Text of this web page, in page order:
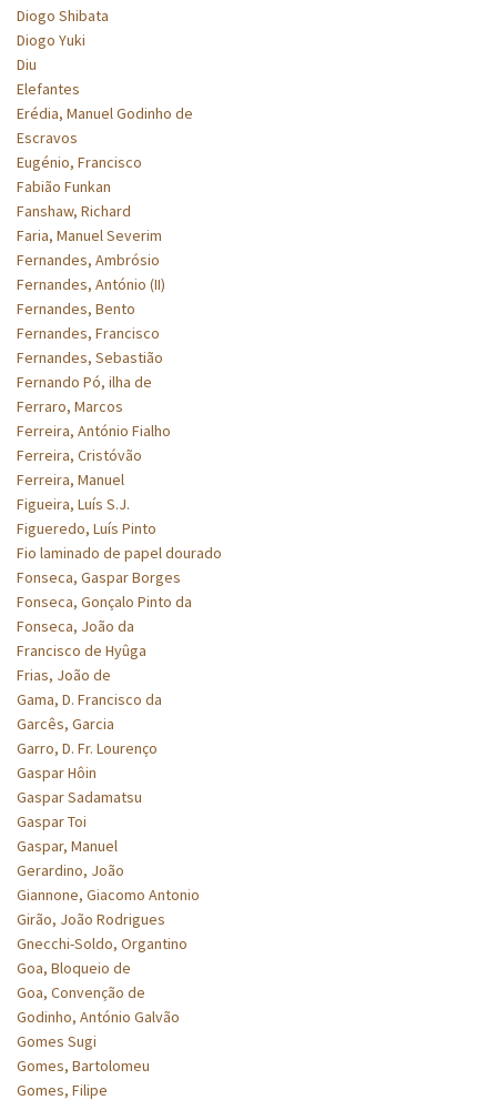
Diogo Shibata
Diogo Yuki
Diu
Elefantes
Erédia, Manuel Godinho de
Escravos
Eugénio, Francisco
Fabião Funkan
Fanshaw, Richard
Faria, Manuel Severim
Fernandes, Ambrósio
Fernandes, António (II)
Fernandes, Bento
Fernandes, Francisco
Fernandes, Sebastião
Fernando Pó, ilha de
Ferraro, Marcos
Ferreira, António Fialho
Ferreira, Cristóvão
Ferreira, Manuel
Figueira, Luís S.J.
Figueredo, Luís Pinto
Fio laminado de papel dourado
Fonseca, Gaspar Borges
Fonseca, Gonçalo Pinto da
Fonseca, João da
Francisco de Hyûga
Frias, João de
Gama, D. Francisco da
Garcês, Garcia
Garro, D. Fr. Lourenço
Gaspar Hôin
Gaspar Sadamatsu
Gaspar Toi
Gaspar, Manuel
Gerardino, João
Giannone, Giacomo Antonio
Girão, João Rodrigues
Gnecchi-Soldo, Organtino
Goa, Bloqueio de
Goa, Convenção de
Godinho, António Galvão
Gomes Sugi
Gomes, Bartolomeu
Gomes, Filipe